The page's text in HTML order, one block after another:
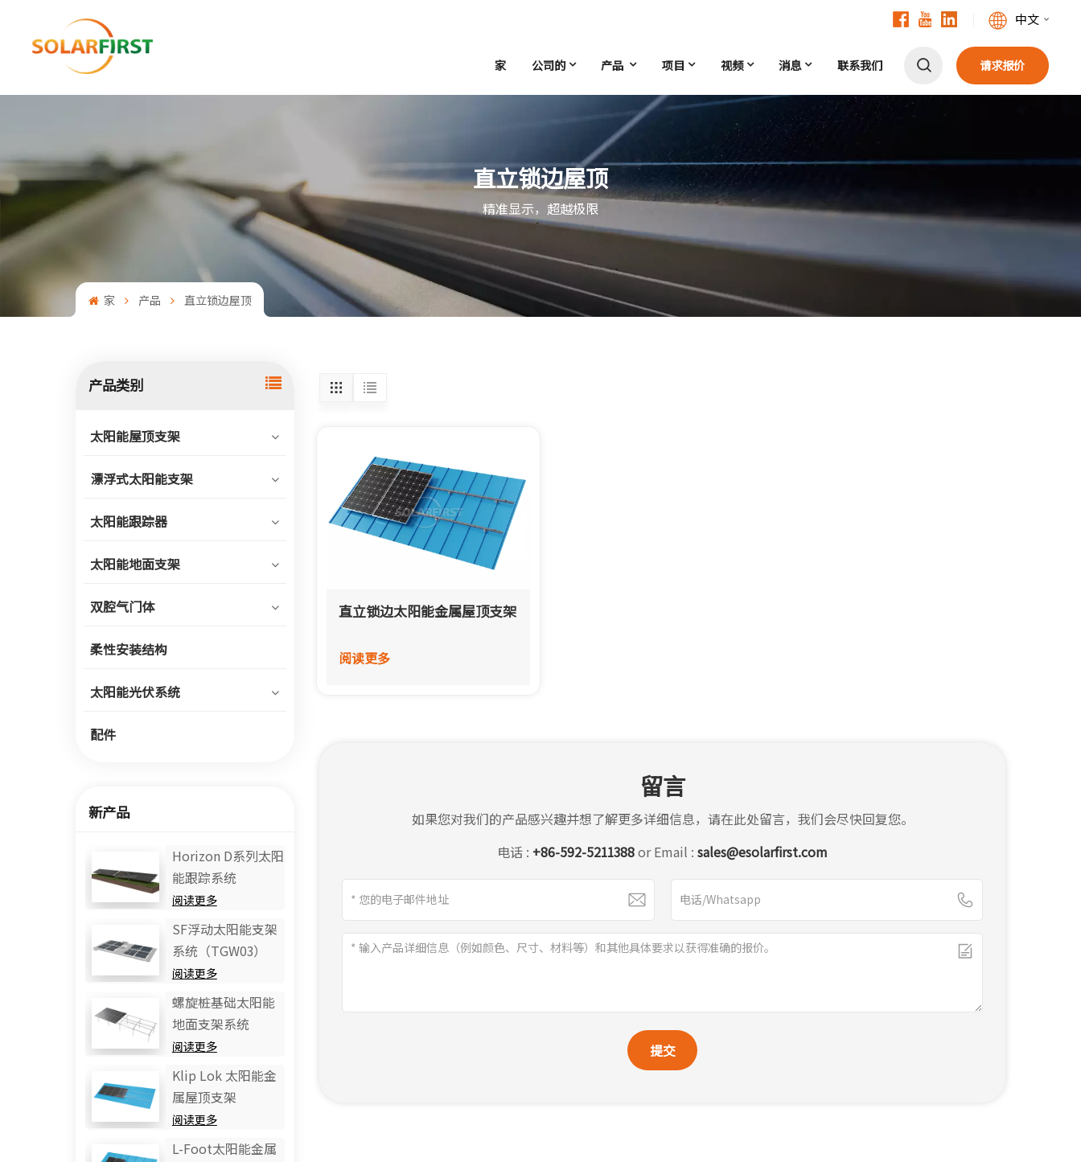
中文
Deutsch
Español
家 公司的 产品 项目 视频 消息 联系我们 请求报价
直立锁边屋顶
精准显示，超越极限
家 产品 直立锁边屋顶
产品类别
太阳能屋顶支架
漂浮式太阳能支架
太阳能跟踪器
太阳能地面支架
双腔气门体
柔性安装结构
太阳能光伏系统
配件
新产品
Horizo​​n D系列太阳
能跟踪系统
阅读更多
SF浮动太阳能支架
系统（TGW03）
阅读更多
螺旋桩基础太阳能
地面支架系统
阅读更多
Klip Lok 太阳能金
属屋顶支架
阅读更多
L-Foot太阳能金属
直立锁边太阳能金属屋顶支架
阅读更多
留言
如果您对我们的产品感兴趣并想了解更多详细信息，请在此处留言，我们会尽快回复您。
电话 : +86-592-5211388 or Email :sales@esolarfirst.com
提交